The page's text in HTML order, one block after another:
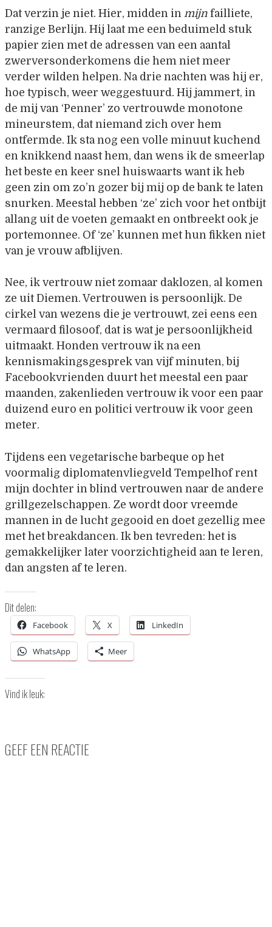
Dat verzin je niet. Hier, midden in mijn failliete,
ranzige Berlijn. Hij laat me een beduimeld stuk
papier zien met de adressen van een aantal
zwerversonderkomens die hem niet meer
verder wilden helpen. Na drie nachten was hij er,
hoe typisch, weer weggestuurd. Hij jammert, in
de mij van ‘Penner’ zo vertrouwde monotone
mineurstem, dat niemand zich over hem
ontfermde. Ik sta nog een volle minuut kuchend
en knikkend naast hem, dan wens ik de smeerlap
het beste en keer snel huiswaarts want ik heb
geen zin om zo’n gozer bij mij op de bank te laten
snurken. Meestal hebben ‘ze’ zich voor het ontbijt
allang uit de voeten gemaakt en ontbreekt ook je
portemonnee. Of ‘ze’ kunnen met hun fikken niet
van je vrouw afblijven.
Nee, ik vertrouw niet zomaar daklozen, al komen
ze uit Diemen. Vertrouwen is persoonlijk. De
cirkel van wezens die je vertrouwt, zei eens een
vermaard filosoof, dat is wat je persoonlijkheid
uitmaakt. Honden vertrouw ik na een
kennismakingsgesprek van vijf minuten, bij
Facebookvrienden duurt het meestal een paar
maanden, zakenlieden vertrouw ik voor een paar
duizend euro en politici vertrouw ik voor geen
meter.
Tijdens een vegetarische barbeque op het
voormalig diplomatenvliegveld Tempelhof rent
mijn dochter in blind vertrouwen naar de andere
grillgezelschappen. Ze wordt door vreemde
mannen in de lucht gegooid en doet gezellig mee
met het breakdancen. Ik ben tevreden: het is
gemakkelijker later voorzichtigheid aan te leren,
dan angsten af te leren.
Dit delen:
Facebook X LinkedIn
WhatsApp Meer
Vind ik leuk:
GEEF EEN REACTIE